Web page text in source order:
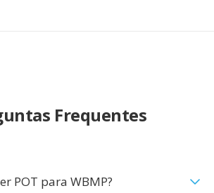
Frequentes
POT para WBMP?